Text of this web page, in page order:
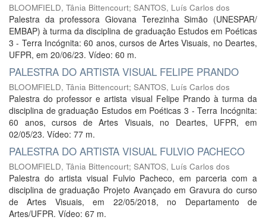
BLOOMFIELD, Tânia Bittencourt; SANTOS, Luís Carlos dos
Palestra da professora Giovana Terezinha Simão (UNESPAR/
EMBAP) à turma da disciplina de graduação Estudos em Poéticas
3 - Terra Incógnita: 60 anos, cursos de Artes Visuais, no Deartes,
UFPR, em 20/06/23. Vídeo: 60 m.
PALESTRA DO ARTISTA VISUAL FELIPE PRANDO
BLOOMFIELD, Tânia Bittencourt; SANTOS, Luís Carlos dos
Palestra do professor e artista visual Felipe Prando à turma da
disciplina de graduação Estudos em Poéticas 3 - Terra Incógnita:
60 anos, cursos de Artes Visuais, no Deartes, UFPR, em
02/05/23. Vídeo: 77 m.
PALESTRA DO ARTISTA VISUAL FULVIO PACHECO
BLOOMFIELD, Tânia Bittencourt; SANTOS, Luís Carlos dos
Palestra do artista visual Fulvio Pacheco, em parceria com a
disciplina de graduação Projeto Avançado em Gravura do curso
de Artes Visuais, em 22/05/2018, no Departamento de
Artes/UFPR. Vídeo: 67 m.